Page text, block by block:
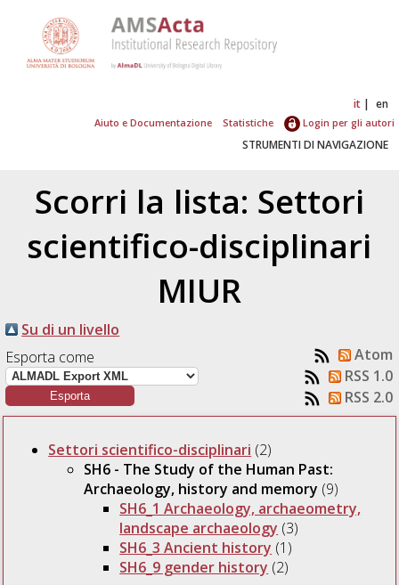
it en
Aiuto e Documentazione Statistiche Login per gli autori
STRUMENTI DI NAVIGAZIONE
Scorri la lista: Settori
scientifico-disciplinari
MIUR
Su di un livello
Esporta come
Atom
RSS 1.0
RSS 2.0
Settori scientifico-disciplinari (2)
SH6 - The Study of the Human Past:
Archaeology, history and memory (9)
SH6_1 Archaeology, archaeometry,
landscape archaeology (3)
SH6_3 Ancient history (1)
SH6_9 gender history (2)